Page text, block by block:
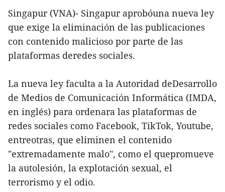
Singapur (VNA)- Singapur aprobóuna nueva ley
que exige la eliminación de las publicaciones
con contenido malicioso por parte de las
plataformas deredes sociales.
La nueva ley faculta a la Autoridad deDesarrollo
de Medios de Comunicación Informática (IMDA,
en inglés) para ordenara las plataformas de
redes sociales como Facebook, TikTok, Youtube,
entreotras, que eliminen el contenido
"extremadamente malo", como el quepromueve
la autolesión, la explotación sexual, el
terrorismo y el odio.